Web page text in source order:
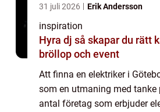
31 juli 2026 Erik Andersson
inspiration
Hyra dj så skapar du rätt känsla på fest,
bröllop och event
Att finna en elektriker i
som en utmaning med tanke
antal företag som erbjuder